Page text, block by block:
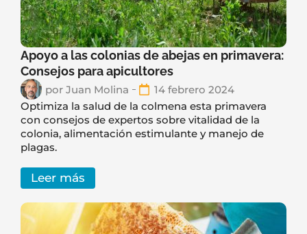
Apoyo a las colonias de abejas en primavera:
Consejos para apicultores
por Juan Molina
14 febrero 2024
Optimiza la salud de la colmena esta primavera
con consejos de expertos sobre vitalidad de la
colonia, alimentación estimulante y manejo de
plagas.
Leer más